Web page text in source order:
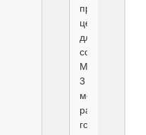
просто
для
собак.
Мелкой
3
месяца,
раньше
года